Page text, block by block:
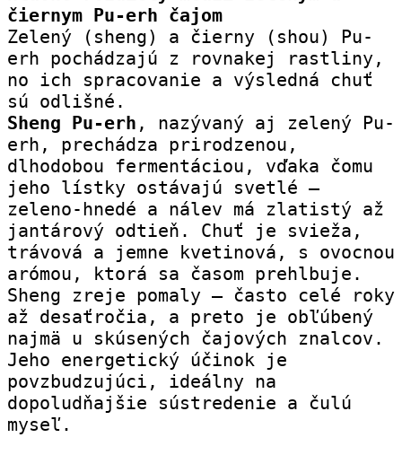
čiernym Pu-erh čajom
Zelený (sheng) a čierny (shou) Pu-
erh pochádzajú z rovnakej rastliny,
no ich spracovanie a výsledná chuť
sú odlišné.
Sheng Pu-erh , nazývaný aj zelený Pu-
erh, prechádza prirodzenou,
dlhodobou fermentáciou, vďaka čomu
jeho lístky ostávajú svetlé –
zeleno-hnedé a nálev má zlatistý až
jantárový odtieň. Chuť je svieža,
trávová a jemne kvetinová, s ovocnou
arómou, ktorá sa časom prehlbuje.
Sheng zreje pomaly – často celé roky
až desaťročia, a preto je obľúbený
najmä u skúsených čajových znalcov.
Jeho energetický účinok je
povzbudzujúci, ideálny na
dopoludňajšie sústredenie a čulú
myseľ.